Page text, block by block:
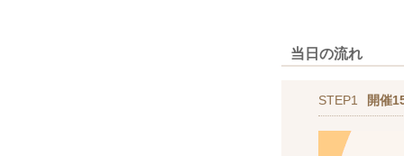
当日の流れ
STEP1 開催